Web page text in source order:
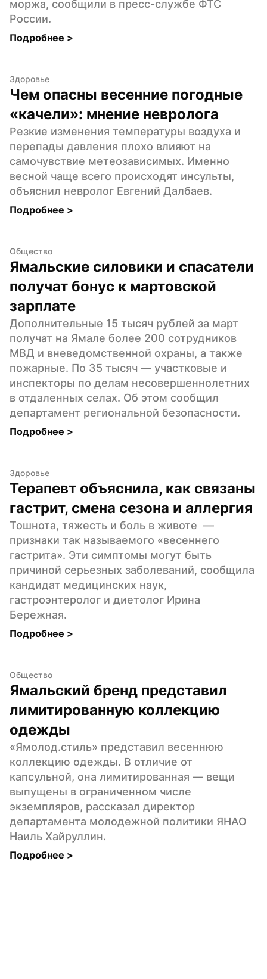
моржа, сообщили в пресс-службе ФТС
России.
Подробнее >
Здоровье
Чем опасны весенние погодные
«качели»: мнение невролога
Резкие изменения температуры воздуха и
перепады давления плохо влияют на
самочувствие метеозависимых. Именно
весной чаще всего происходят инсульты,
объяснил невролог Евгений Далбаев.
Подробнее >
Общество
Ямальские силовики и спасатели
получат бонус к мартовской
зарплате
Дополнительные 15 тысяч рублей за март
получат на Ямале более 200 сотрудников
МВД и вневедомственной охраны, а также
пожарные. По 35 тысяч — участковые и
инспекторы по делам несовершеннолетних
в отдаленных селах. Об этом сообщил
департамент региональной безопасности.
Подробнее >
Здоровье
Терапевт объяснила, как связаны
гастрит, смена сезона и аллергия
Тошнота, тяжесть и боль в животе  —
признаки так называемого «весеннего
гастрита». Эти симптомы могут быть
причиной серьезных заболеваний, сообщила
кандидат медицинских наук,
гастроэнтеролог и диетолог Ирина
Бережная.
Подробнее >
Общество
Ямальский бренд представил
лимитированную коллекцию
одежды
«Ямолод.стиль» представил весеннюю
коллекцию одежды. В отличие от
капсульной, она лимитированная — вещи
выпущены в ограниченном числе
экземпляров, рассказал директор
департамента молодежной политики ЯНАО
Наиль Хайруллин.
Подробнее >